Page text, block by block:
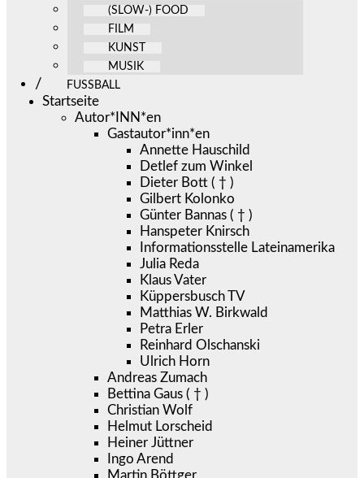
(SLOW-) FOOD
FILM
KUNST
MUSIK
FUSSBALL
Startseite
Autor*INN*en
Gastautor*inn*en
Annette Hauschild
Detlef zum Winkel
Dieter Bott ( † )
Gilbert Kolonko
Günter Bannas ( † )
Hanspeter Knirsch
Informationsstelle Lateinamerika
Julia Reda
Klaus Vater
Küppersbusch TV
Matthias W. Birkwald
Petra Erler
Reinhard Olschanski
Ulrich Horn
Andreas Zumach
Bettina Gaus ( † )
Christian Wolf
Helmut Lorscheid
Heiner Jüttner
Ingo Arend
Martin Böttger